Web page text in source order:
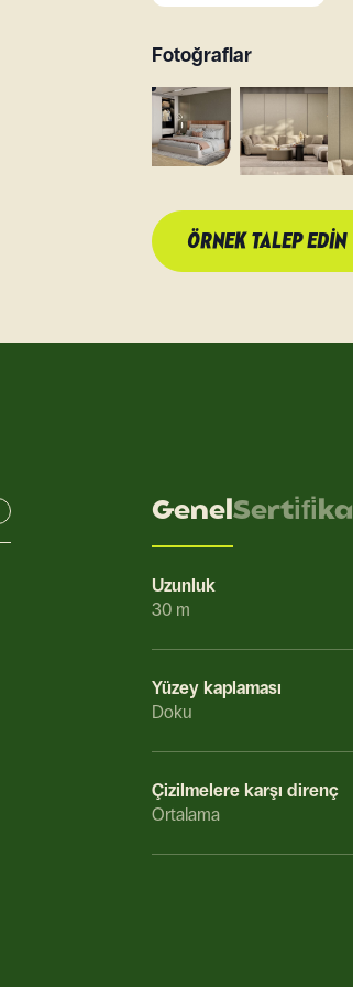
Fotoğraflar
ÖRNEK TALEP EDIN
GenelSerti̇fi̇ka
Uzunluk
30 m
Yüzey kaplaması
Doku
Çizilmelere karşı direnç
Ortalama